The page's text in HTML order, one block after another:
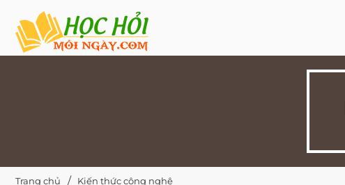
Trang chủ Kiến thức công nghệ